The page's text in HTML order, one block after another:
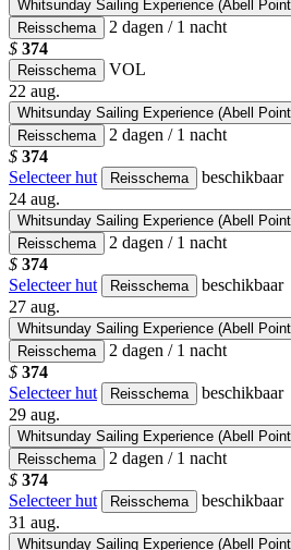
Whitsunday Sailing Experience (Abell
Reisschema
2 dagen / 1 nacht
$ 374
Reisschema
VOL
22 aug.
Whitsunday Sailing Experience (Abell
Reisschema
2 dagen / 1 nacht
$ 374
Selecteer hut
Reisschema
beschikbaar
24 aug.
Whitsunday Sailing Experience (Abell
Reisschema
2 dagen / 1 nacht
$ 374
Selecteer hut
Reisschema
beschikbaar
27 aug.
Whitsunday Sailing Experience (Abell
Reisschema
2 dagen / 1 nacht
$ 374
Selecteer hut
Reisschema
beschikbaar
29 aug.
Whitsunday Sailing Experience (Abell
Reisschema
2 dagen / 1 nacht
$ 374
Selecteer hut
Reisschema
beschikbaar
31 aug.
Whitsunday Sailing Experience (Abell